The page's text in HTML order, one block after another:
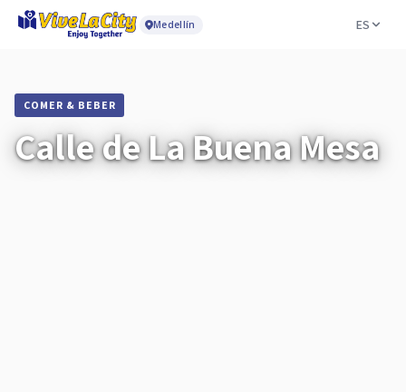
Medellín ES
COMER & BEBER
Calle de La Buena Mesa